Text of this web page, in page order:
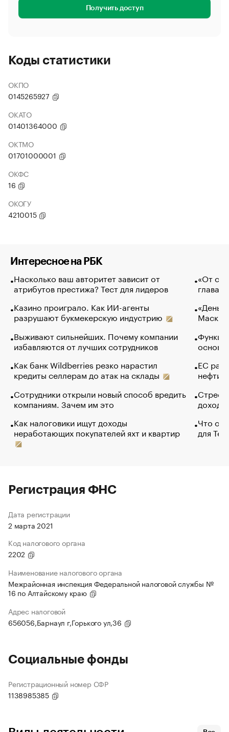
Получить доступ
Коды статистики
ОКПО
0145265927
ОКАТО
01401364000
ОКТМО
01701000001
ОКФС
16
ОКОГУ
4210015
Интересное на РБК
Насколько ваш авторитет зависит от
атрибутов престижа? Тест для лидеров
Казино проиграло. Как ИИ-агенты
разрушают букмекерскую индустрию
Выживают сильнейших. Почему компании
избавляются от лучших сотрудников
Как банк Wildberries резко нарастил
кредиты селлерам до атак на склады
Сотрудники открыли новый способ вредить
компаниям. Зачем им это
Как налоговики ищут доходы
неработающих покупателей яхт и квартир
«От
глава
Маск в
основ
ЕС
нефти
Что
для
Регистрация ФНС
Дата регистрации
2 марта 2021
Код налогового органа
2202
Наименование налогового органа
Межрайонная инспекция Федеральной налоговой службы №
16 по Алтайскому краю
Адрес налоговой
656056,Барнаул г,Горького ул,36
Социальные фонды
Регистрационный номер СФР
1138985385